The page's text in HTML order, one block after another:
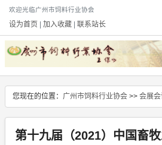
欢迎光临广州市饲料行业协会
设为首页 加入收藏 联系站长
您现在的位置： 广州市饲料行业协会 >> 会展
第十九届（2021）中国畜